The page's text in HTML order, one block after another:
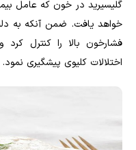
گلیسیرید در خون که عامل
خواهد یافت. ضمن آنکه به
فشارخون بالا را کنترل
اختلالات کلیوی پیشگیری نمود.